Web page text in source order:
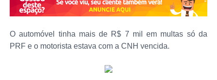
O automóvel tinha mais de R$ 7 mil em multas só da
PRF e o motorista estava com a CNH vencida.